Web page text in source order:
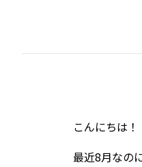
こんにちは！
最近8月なの